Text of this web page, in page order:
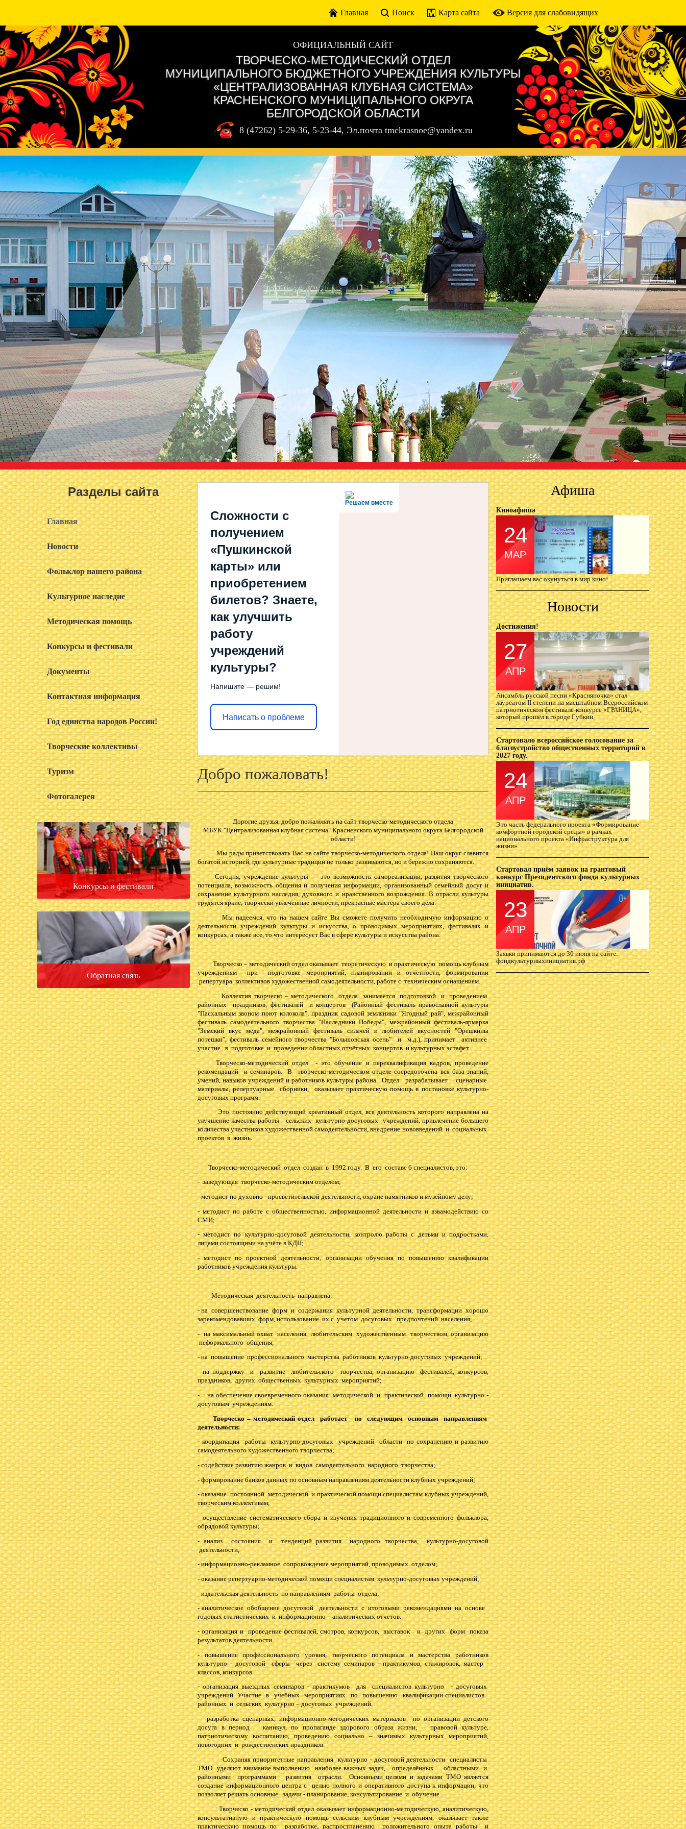
Главная Поиск Карта сайта Версия для слабовидящих
ОФИЦИАЛЬНЫЙ САЙТ
ТВОРЧЕСКО-МЕТОДИЧЕСКИЙ ОТДЕЛ
МУНИЦИПАЛЬНОГО БЮДЖЕТНОГО УЧРЕЖДЕНИЯ КУЛЬТУРЫ
«ЦЕНТРАЛИЗОВАННАЯ КЛУБНАЯ СИСТЕМА»
КРАСНЕНСКОГО МУНИЦИПАЛЬНОГО ОКРУГА
БЕЛГОРОДСКОЙ ОБЛАСТИ
8 (47262) 5-29-36, 5-23-44, Эл.почта tmckrasnoe@yandex.ru
Разделы сайта
Главная
Новости
Фольклор нашего района
Культурное наследие
Методическая помощь
Конкурсы и фестивали
Документы
Контактная информация
Год единства народов России!
Творческие коллективы
Туризм
Фотогалерея
Конкурсы и фестивали
Обратная связь
Решаем вместе
Сложности с
получением
«Пушкинской
карты» или
приобретением
билетов? Знаете,
как улучшить
работу
учреждений
культуры?
Напишите — решим!
Написать о проблеме
Добро пожаловать!
Дорогие друзья, добро пожаловать на сайт творческо-методического отдела
МБУК "Централизованная клубная система" Красненского муниципального округа Белгородской
области!
Мы рады приветствовать Вас на сайте творческо-методического отдела! Наш округ славится
богатой историей, где культурные традиции не только развиваются, но и бережно сохраняются.
Сегодня, учреждение культуры — это возможность самореализации, развития творческого
потенциала, возможность общения и получения информации, организованный семейный досуг и
сохранение культурного наследия, духовного и нравственного возрождения. В отрасли культуры
трудятся яркие, творчески увлеченные личности, прекрасные мастера своего дела.
Мы надеемся, что на нашем сайте Вы сможете получить необходимую информацию о
деятельности учреждений культуры и искусства, о проводимых мероприятиях, фестивалях и
конкурсах, а также все, то что интересует Вас в сфере культуры и искусства района.
Творческо – методический отдел оказывает теоретическую и практическую помощь клубным
учреждениям при подготовке мероприятий, планировании и отчетности, формировании
репертуара коллективов художественной самодеятельности, работе с техническим оснащением.
Коллектив творческо – методического отдела занимается подготовкой и проведением
районных праздников, фестивалей и концертов (Районный фестиваль православной культуры
"Пасхальным звоном поют колокола", праздник садовой земляники "Ягодный рай", межрайонный
фестиваль самодеятельного творчества "Наследники Победы", межрайонный фестиваль-ярмарка
"Земский вкус меда", межрайонный фестиваль силачей и любителей вкусностей "Орешкины
потешки", фестиваль семейного творчества "Большовская осень" и м.д.), принимает активнее
участие в подготовке и проведении областных отчётных концертов и культурных эстафет.
Творческо-методический отдел - это обучение и переквалификация кадров, проведение
рекомендаций и семинаров. В творческо-методическом отделе сосредоточена вся база знаний,
умений, навыков учреждений и работников культуры района. Отдел разрабатывает сценарные
материалы, репертуарные сборники, оказывает практическую помощь в постановке культурно-
досуговых программ.
Это постоянно действующий креативный отдел, вся деятельность которого направлена на
улучшение качества работы сельских культурно-досуговых учреждений, привлечение большего
количества участников художественной самодеятельности, внедрение нововведений и социальных
проектов в жизнь.
Творческо-методический отдел создан в 1992 году. В его составе 6 специалистов, это:
- заведующая творческо-методическим отделом;
- методист по духовно - просветительской деятельности, охране памятников и музейному делу;
- методист по работе с общественностью, информационной деятельности и взвамодействию со
СМИ;
- методист по культурно-досуговой деятельности, контролю работы с детьми и подростками,
лицами состоящими на учёте в КДН;
- методист по проектной деятельности, организации обучения по повышению квалификации
работников учреждения культуры.
Методическая деятельность направлена:
- на совершенствование форм и содержания культурной деятельности, трансформации хорошо
зарекомендовавших форм, использование их с учетом досуговых предпочтений населения;
- на максимальный охват населения любительским художественным творчеством, организацию
неформального общения;
- на повышение профессионального мастерства работников культурно-досуговых учреждений;
- на поддержку и развитие любительского творчества, организацию фестивалей, конкурсов,
праздников, других общественных культурных мероприятий;
- на обеспечение своевременного оказания методической и практической помощи культурно -
досуговым учреждениям.
Творческо – методический отдел работает по следующим основным направлениям
деятельности:
- координация работы культурно-досуговых учреждений области по сохранению и развитию
самодеятельного художественного творчества;
- содействие развитию жанров и видов самодеятельного народного творчества;
- формирование банков данных по основным направлениям деятельности клубных учреждений;
- оказание постоянной методической и практической помощи специалистам клубных учреждений,
творческим коллективам;
- осуществление систематического сбора и изучения традиционного и современного фольклора,
обрядовой культуры;
- анализ состояния и тенденций развития народного творчества, культурно-досуговой
деятельности;
- информационно-рекламное сопровождение мероприятий, проводимых отделом;
- оказание репертуарно-методической помощи специалистам культурно-досуговых учреждений;
- издательская деятельность по направлениям работы отдела;
- аналитическое обобщение досуговой деятельности с итоговыми рекомендациями на основе
годовых статистических и информационно – аналитических отчетов.
- организация и проведение фестивалей, смотров, конкурсов, выставок и других форм показа
результатов деятельности.
- повышение профессионального уровня, творческого потенциала и мастерства работников
культурно - досуговой сферы через систему семинаров - практикумов, стажировок, мастер -
классов, конкурсов.
- организация выездных семинаров - практикумов для специалистов культурно - досуговых
учреждений. Участие в учебных мероприятиях по повышению квалификации специалистов
районных и сельских культурно – досуговых учреждений.
- разработка сценарных, информационно-методических материалов по организации детского
досуга в период каникул, по пропаганде здорового образа жизни, правовой культуре,
патриотическому воспитанию, проведению социально – значимых культурных мероприятий,
новогодних и рождественских праздников.
Сохраняя приоритетные направления культурно - досуговой деятельности специалисты
ТМО уделяют внимание выполнению наиболее важных задач, определённых областными и
районными программами развития отрасли. Основными целями и задачами ТМО является
создание информационного центра с целью полного и оперативного доступа к информации, что
позволяет решать основные задачи - планирование, консультирование и обучение.
Творческо - методический отдел оказывает информационно-методическую, аналитическую,
консультативную и практическую помощь сельским клубным учреждениям, оказывает также
практическую помощь по разработке, распространению положительного опыта работы и
Афиша
Киноафиша
24
МАР
Приглашаем вас окунуться в мир кино!
Новости
Достижения!
27
АПР
Ансамбль русской песни «Красняночка» стал
лауреатом II степени на масштабном Всероссийском
патриотическом фестивале-конкурсе «ГРАНИЦА»,
который прошёл в городе Губкин.
Стартовало всероссийское голосование за
благоустройство общественных территорий в
2027 году.
24
АПР
Это часть федерального проекта «Формирование
комфортной городской среды» в рамках
национального проекта «Инфраструктура для
жизни».
Стартовал приём заявок на грантовый
конкурс Президентского фонда культурных
инициатив.
23
АПР
Заявки принимаются до 30 июня на сайте:
фондкультурныхинициатив.рф